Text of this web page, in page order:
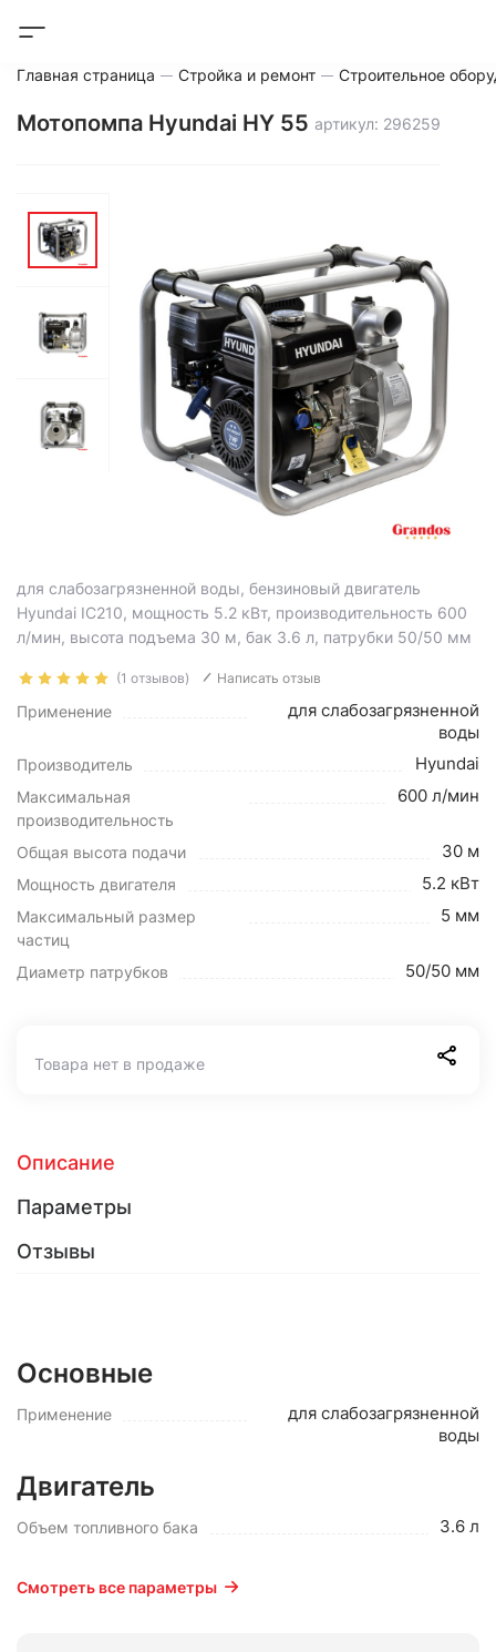
Главная страница Стройка и ремонт Строительное
Мотопомпа Hyundai HY 55 артикул: 296259
для слабозагрязненной воды, бензиновый двигатель
Hyundai IC210, мощность 5.2 кВт, производительность 600
л/мин, высота подъема 30 м, бак 3.6 л, патрубки 50/50 мм
(1 отзывов) Написать отзыв
Применение
для слабозагрязненной
воды
Производитель Hyundai
Максимальная
производительность
600 л/мин
Общая высота подачи 30 м
Мощность двигателя 5.2 кВт
Максимальный размер
частиц
5 мм
Диаметр патрубков 50/50 мм
Товара нет в продаже
Описание
Параметры
Отзывы
Основные
Применение
для слабозагрязненной
воды
Двигатель
Объем топливного бака 3.6 л
Смотреть все параметры